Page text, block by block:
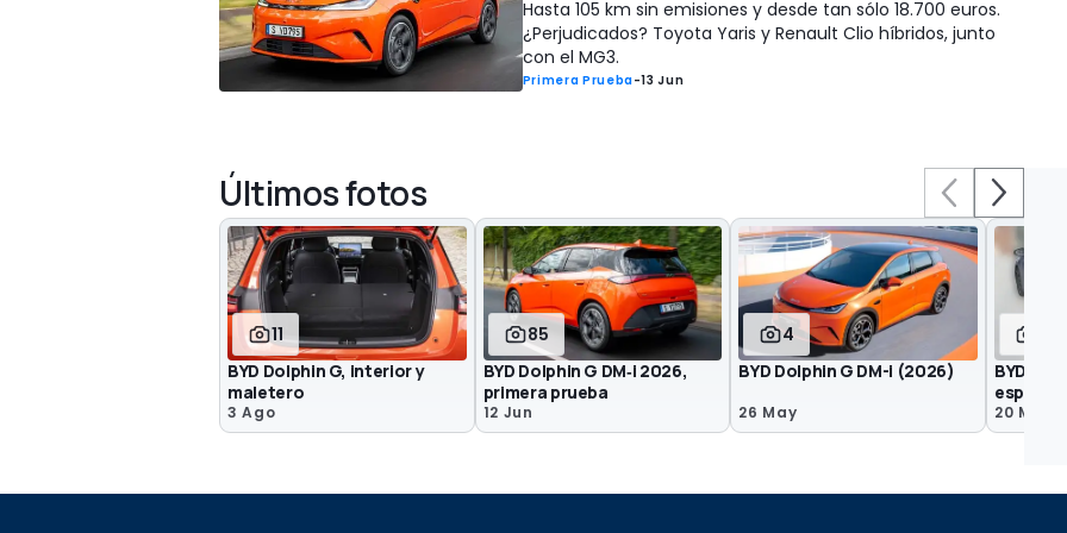
Hasta 105 km sin emisiones y desde tan sólo 18.700 euros.
¿Perjudicados? Toyota Yaris y Renault Clio híbridos, junto
con el MG3.
Primera Prueba-13 Jun
Últimos fotos
11
BYD Dolphin G, interior y
maletero
3 Ago
85
BYD Dolphin G DM‑i 2026,
primera prueba
12 Jun
4
BYD Dolphin G DM-i (2026)
26 May
BYD
espía
20 May